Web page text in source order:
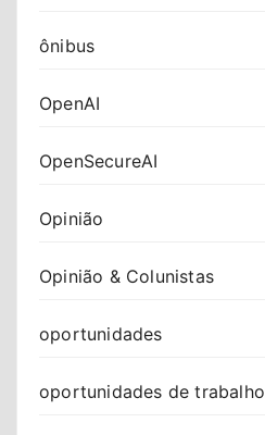
ônibus
OpenAI
OpenSecureAI
Opinião
Opinião & Colunistas
oportunidades
oportunidades de trabalho